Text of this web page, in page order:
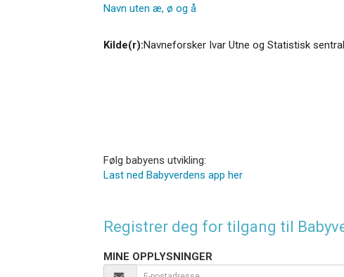
Navn uten æ, ø og å
Kilde(r):Navneforsker Ivar Utne og Statistisk
Følg babyens utvikling:
Last ned Babyverdens app her
Registrer deg for tilgang til
MINE OPPLYSNINGER